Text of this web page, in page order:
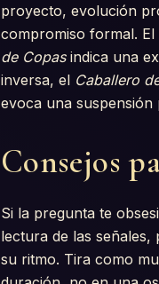
proyecto, evolución
compromiso formal. El
de Copasindica una
inversa, el Caballero
evoca una suspensión
Consejos
Si la pregunta te
lectura de las
su ritmo. Tira como